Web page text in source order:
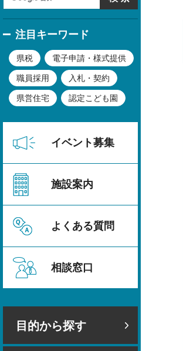
注目キーワード
県税 電子申請・様式提供
職員採用 入札・契約
県営住宅 認定こども園
イベント募集
施設案内
よくある質問
相談窓口
目的から探す